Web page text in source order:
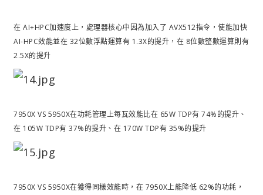
在 AI+HPC加速度上，處理器核心中因為加入了 AVX512指令，使能加快
AI-HPC效能並在 32位數浮點運算有 1.3X的提升，在 8位數整數運算則有
2.5X的提升
7950X VS 5950X在功耗管理上每瓦效能比在 65W TDP有 74%的提升、
在 105W TDP有 37%的提升、在 170W TDP有 35%的提升
7950X VS 5950X在獲得同樣效能時，在 7950X上能降低 62%的功耗，